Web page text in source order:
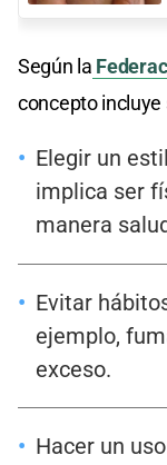
Según la
concepto incluye
Elegir un
implica ser
manera
Evitar
ejemplo,
exceso.
Hacer un